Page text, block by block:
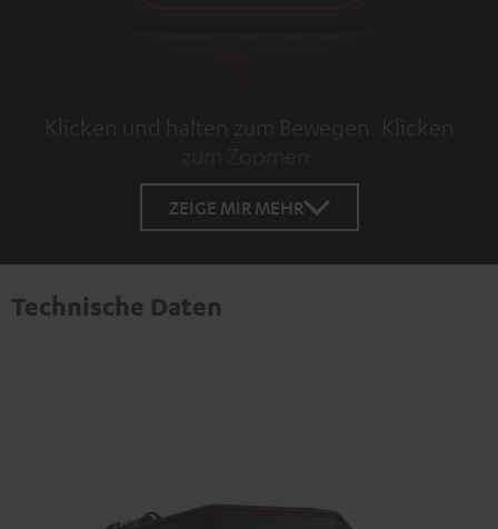
Klicken und halten zum Bewegen. Klicken
ZEIGE MIR MEHR
Technische Daten